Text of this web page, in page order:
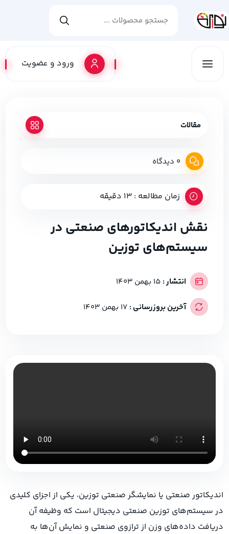
ورود و عضویت
مقالات
0 دیدگاه
زمان مطالعه : 13 دقیقه
نقش اندیکاتورهای صنعتی در
سیستم‌های توزین
انتشار : 15 بهمن 1403
آخرین بروزرسانی : 17 بهمن 1403
اندیکاتور صنعتی یا نمایشگر صنعتی توزین، یکی از اجزای کلیدی
در سیستم‌های توزین صنعتی دیجیتال است که وظیفه آن
دریافت داده‌های وزن از ترازوی صنعتی و نمایش آن‌ها به